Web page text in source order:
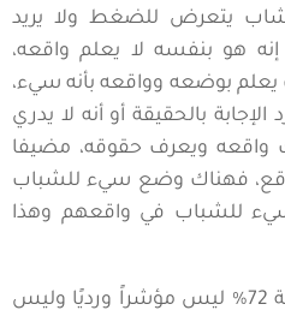
يتعرض للضغط ولا يريد
إنه هو بنفسه لا يعلم واقعه،
يعلم بوضعه وواقعه بأنه سيء،
بالحقيقة أو أنه لا يدري
واقعه ويعرف حقوقه، مضيفا
فهناك وضع سيء للشباب
سيء للشباب في واقعهم وهذا
واضاف أن المؤشر في الضفة 72% ليس مؤشراً ورديًا وليس